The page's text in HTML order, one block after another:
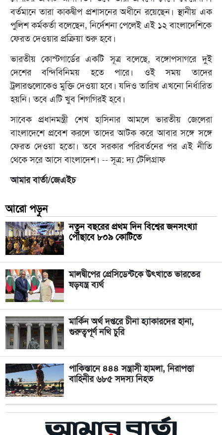
বর্তমানে তারা কাকদ্বীপ প্রশাসনের অধীনে রয়েছেন। স্থানীয় এক
পুলিশ কর্মকর্তা বলেছেন, নির্দেশনা পেলেই এই ১২ বাংলাদেশিকে
ফেরত দেওয়ার প্রক্রিয়া শুরু হবে।
ভারতীয় কোস্টগার্ডের একটি সূত্র বলেছে, বঙ্গোপসাগরে দুই
দেশের বন্দিবিনিময় হতে পারে। ওই সময় তাদের
ট্রলারগুলোকেও মুক্তি দেওয়া হবে। যদিও তারিখ এখনো নির্ধারিত
হয়নি। তবে এটি খুব শিগগিরই হবে।
সাবেক প্রধানমন্ত্রী শেখ হাসিনার আমলে ভারতীয় জেলেরা
বাংলাদেশে প্রবেশ করলে তাদের আটক করে আবার সঙ্গে সঙ্গে
ফেরত দেওয়া হতো। তবে সরকার পরিবর্তনের পর এই নীতি
থেকে সরে আসে বাংলাদেশ। -- সূত্র: দ্য টেলিগ্রাফ
আমার বার্তা/জেএইচ
আরো পড়ুন
নতুন বছরের প্রথম দিন বিশ্বের জনসংখ্যা
পৌঁছাবে ৮০৯ কোটিতে
মালদ্বীপের প্রেসিডেন্টকে উৎখাতে ভারতের
ষড়যন্ত্র ব্যর্থ
মার্কিন অর্থ দপ্তরে চীনা হ্যাকারদের হানা,
গুরুত্বপূর্ণ নথি চুরি
পাকিস্তানে ৪৪৪ সন্ত্রাসী হামলা, নিরাপত্তা
বাহিনীর ৬৮৫ সদস্য নিহত